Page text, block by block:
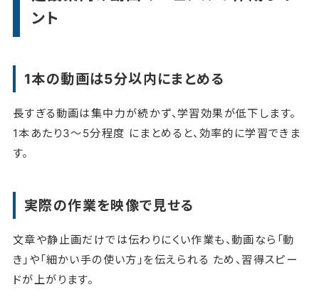
ント
1本の動画は5分以内にまとめる
長すぎる動画は集中力が続かず、学習効果が低下します。
1本あたり3〜5分程度 にまとめると、効率的に学習できま
す。
実際の作業を映像で見せる
文章や静止画だけでは伝わりにくい作業も、動画なら「動
き」や「細かい手の使い方」を伝えられる ため、習得スピー
ドが上がります。